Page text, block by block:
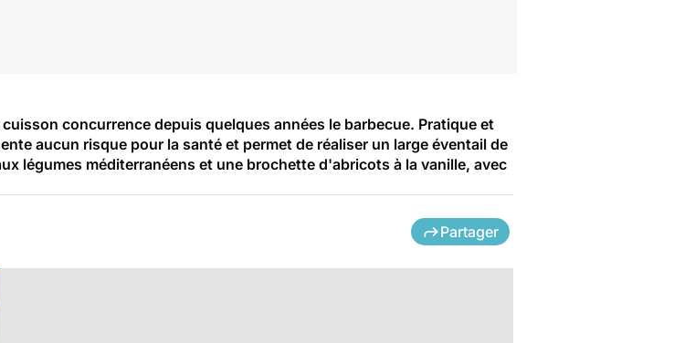
concurrence depuis quelques années le barbecue. Pratique et
aucun risque pour la santé et permet de réaliser un large éventail de
légumes méditerranéens et une brochette d'abricots à la vanille, avec
Partager